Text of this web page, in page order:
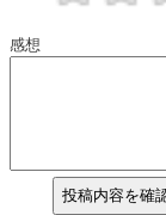
感想